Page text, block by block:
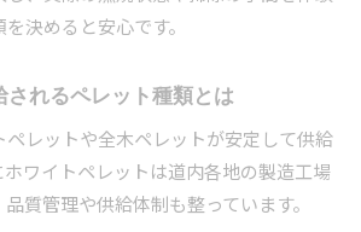
決めると安心です。
れるペレット種類とは
レットや全木ペレットが安定して供給
ワイトペレットは道内各地の製造工場
質管理や供給体制も整っています。